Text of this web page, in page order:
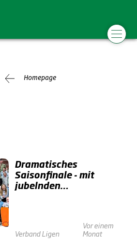
Homepage
Dramatisches
Saisonfinale - mit
jubelnden
VerbandLigen
Vor einem
Monat